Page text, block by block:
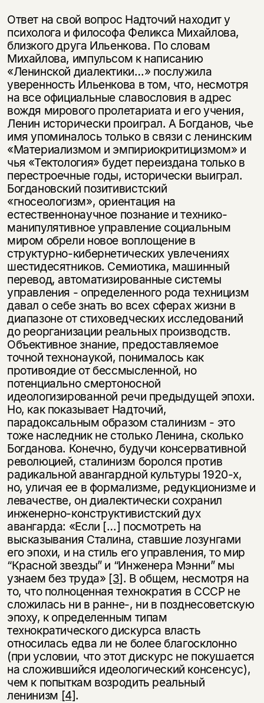
Ответ на свой вопрос Надточий находит у
психолога и философа Феликса Михайлова,
близкого друга Ильенкова. По словам
Михайлова, импульсом к написанию
«Ленинской диалектики…» послужила
уверенность Ильенкова в том, что, несмотря
на все официальные славословия в адрес
вождя мирового пролетариата и его учения,
Ленин исторически проиграл. А Богданов, чье
имя упоминалось только в связи с ленинским
«Материализмом и эмпириокритицизмом» и
чья «Тектология» будет переиздана только в
перестроечные годы, исторически выиграл.
Богдановский позитивистский
«гносеологизм», ориентация на
естественнонаучное познание и технико-
манипулятивное управление социальным
миром обрели новое воплощение в
структурно-кибернетических увлечениях
шестидесятников. Семиотика, машинный
перевод, автоматизированные системы
управления - определенного рода техницизм
давал о себе знать во всех сферах жизни в
диапазоне от стиховедческих исследований
до реорганизации реальных производств.
Объективное знание, предоставляемое
точной технонаукой, понималось как
противоядие от бессмысленной, но
потенциально смертоносной
идеологизированной речи предыдущей эпохи.
Но, как показывает Надточий,
парадоксальным образом сталинизм - это
тоже наследник не столько Ленина, сколько
Богданова. Конечно, будучи консервативной
революцией, сталинизм боролся против
радикальной авангардной культуры 1920-х,
но, уличая ее в формализме, редукционизме и
левачестве, он диалектически сохранил
инженерно-конструктивистский дух
авангарда: «Если […] посмотреть на
высказывания Сталина, ставшие лозунгами
его эпохи, и на стиль его управления, то мир
“Красной звезды” и “Инженера Мэнни” мы
узнаем без труда» [3]. В общем, несмотря на
то, что полноценная технократия в СССР не
сложилась ни в ранне-, ни в позднесоветскую
эпоху, к определенным типам
технократического дискурса власть
относилась едва ли не более благосклонно
(при условии, что этот дискурс не покушается
на сложившийся идеологический консенсус),
чем к попыткам возродить реальный
ленинизм [4].